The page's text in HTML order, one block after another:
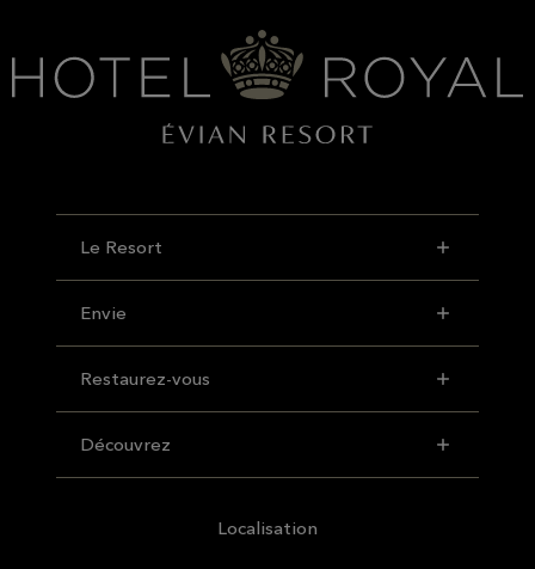
Le Resort
Envie
Restaurez-vous
Découvrez
Localisation